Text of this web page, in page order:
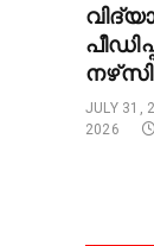
JULY 31,
2026